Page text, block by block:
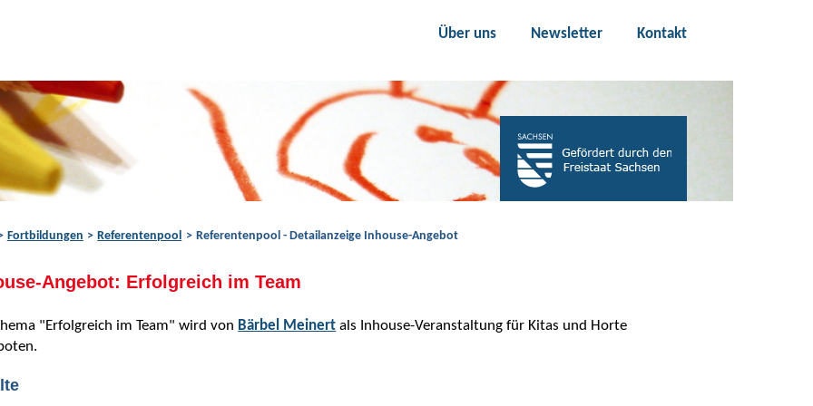
Über uns
Newsletter Kontakt
Fortbildungen Referentenpool Referentenpool - Detailanzeige Inhouse-Angebot
Angebot: Erfolgreich im Team
"Erfolgreich im Team" wird von Bärbel Meinert als Inhouse-Veranstaltung für Kitas und Horte